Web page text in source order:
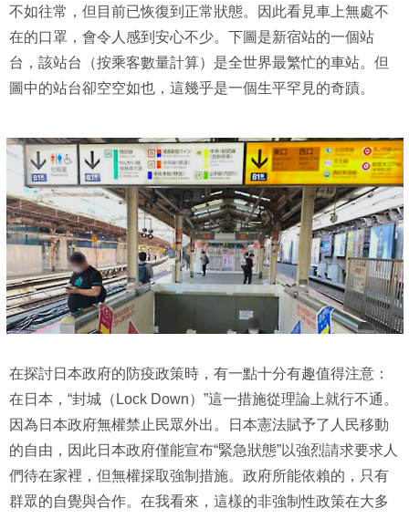
不如往常，但目前已恢復到正常狀態。因此看見車上無處不
在的口罩，會令人感到安心不少。下圖是新宿站的一個站
台，該站台（按乘客數量計算）是全世界最繁忙的車站。但
圖中的站台卻空空如也，這幾乎是一個生平罕見的奇蹟。
在探討日本政府的防疫政策時，有一點十分有趣值得注意：
在日本，“封城（Lock Down）”這一措施從理論上就行不通。
因為日本政府無權禁止民眾外出。日本憲法賦予了人民移動
的自由，因此日本政府僅能宣布“緊急狀態”以強烈請求要求人
們待在家裡，但無權採取強制措施。政府所能依賴的，只有
群眾的自覺與合作。在我看來，這樣的非強制性政策在大多